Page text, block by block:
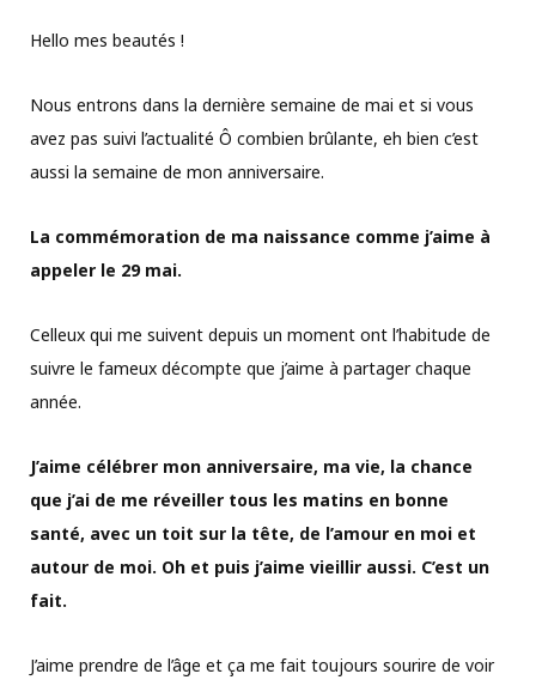
Hello mes beautés !
Nous entrons dans la dernière semaine de mai et si vous
avez pas suivi l’actualité Ô combien brûlante, eh bien c’est
aussi la semaine de mon anniversaire.
La commémoration de ma naissance comme j’aime à
appeler le 29 mai.
Celleux qui me suivent depuis un moment ont l’habitude de
suivre le fameux décompte que j’aime à partager chaque
année.
J’aime célébrer mon anniversaire, ma vie, la chance
que j’ai de me réveiller tous les matins en bonne
santé, avec un toit sur la tête, de l’amour en moi et
autour de moi. Oh et puis j’aime vieillir aussi. C’est un
fait.
J’aime prendre de l’âge et ça me fait toujours sourire de voir